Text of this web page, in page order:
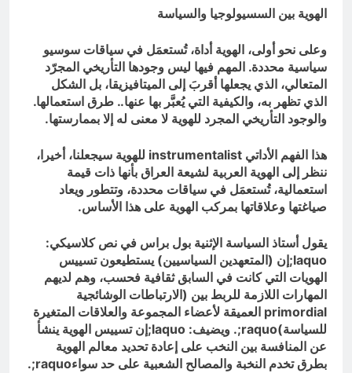
الهوية بين السسيولوجيا والسياسة
وعلى نحو أولى، الهوية أداة، تُستعمَل في سياقات سوسيو
سياسية محددة. المهم فيها ليس وجودها التأريخي المجرّد
المتعالي، الذي يجعلها أقربَ إلى الميتافيزيقا، بل الشكل
الذي تظهر به، والكيفية التي يُعبَّر بها عنها.. طرق استعمالها.
والوجود التأريخي المجرد للهوية لا معنى له إلا بممارستها.
هذا الفهم الأداتي instrumentalist للهوية سيجعلنا، أخيرا،
ننظر إلى الهوية العربية لشيعة العراق بأنها ذات قيمة
استعمالية، تُستعمَل في سياقات محددة، وتتطور ويعاد
صياغتها وعلاقاتها بمركب الهوية على هذا الأساس.
يقول أستاذ السياسة الإثنية بول براس في نص كلاسيكي:
laquo;إن (المتعهدين السياسيين) يستطيعون تسييس
الهويات التي كانت في السابق ثقافية فحسب، وهم لديهم
المهارات اللازمة للربط بين (الارتباطات الوشائجية
primordial العميقة لأعضاء المجموعة والعلاقات المتغيرة
للسياسة)raquo;. ويضيف: laquo;إن تسييس الهوية ينشأ
عن المنافسة بين النخب على إعادة تحديد معالم الهوية
بطرق تخدم النخبة والمصالح الشعبية على حد سواءraquo
;.